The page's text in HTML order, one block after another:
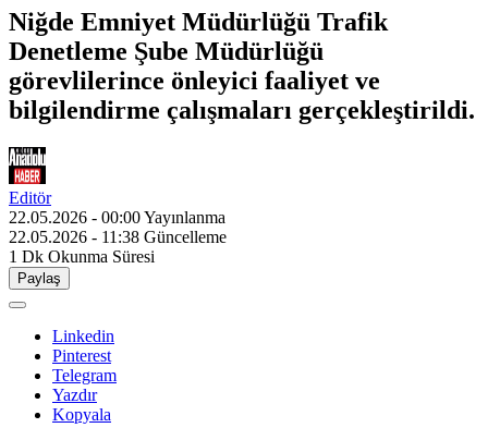
Niğde Emniyet Müdürlüğü Trafik
Denetleme Şube Müdürlüğü
görevlilerince önleyici faaliyet ve
bilgilendirme çalışmaları gerçekleştirildi.
Editör
22.05.2026 - 00:00Yayınlanma
22.05.2026 - 11:38 Güncelleme
1 Dk Okunma Süresi
Paylaş
Linkedin
Pinterest
Telegram
Yazdır
Kopyala